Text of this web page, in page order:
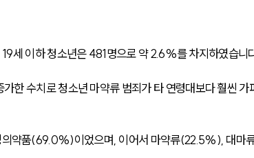
세 이하 청소년은 481명으로 약 2.6%를 차지하였습니
한 수치로 청소년 마약류 범죄가 타 연령대보다 훨씬 가
의약품(69.0%)이었으며, 이어서 마약류(22.5%), 대마